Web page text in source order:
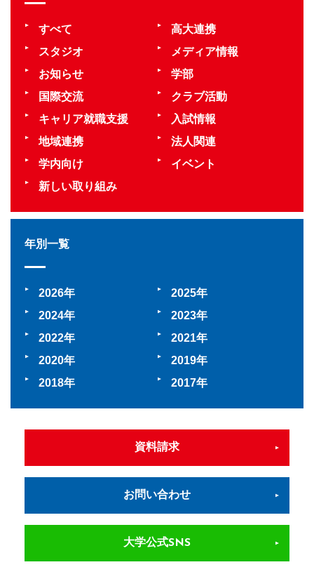
すべて
高大連携
スタジオ
メディア情報
お知らせ
学部
国際交流
クラブ活動
キャリア就職支援
入試情報
地域連携
法人関連
学内向け
イベント
新しい取り組み
年別一覧
2026
2025
2024
2023
2022
2021
2020
2019
2018
2017
資料請求
お問い合わせ
大学公式SNS